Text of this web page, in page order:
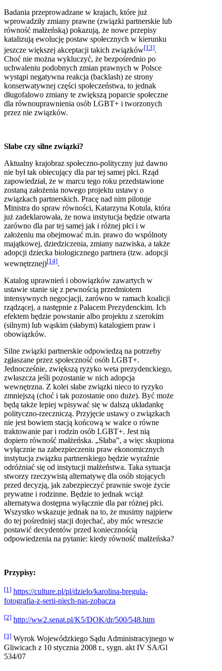
Badania przeprowadzane w krajach, które już
wprowadziły zmiany prawne (związki partnerskie lub
równość małżeńską) pokazują, że nowe przepisy
katalizują ewolucję postaw społecznych w kierunku
jeszcze większej akceptacji takich związków[13].
Choć nie można wykluczyć, że bezpośrednio po
uchwaleniu podobnych zmian prawnych w Polsce
wystąpi negatywna reakcja (backlash) ze strony
konserwatywnej części społeczeństwa, to jednak
długofalowo zmiany te zwiększą poparcie społeczne
dla równouprawnienia osób LGBT+ i tworzonych
przez nie związków.
Słabe czy silne związki?
Aktualny krajobraz społeczno-polityczny już dawno
nie był tak obiecujący dla par tej samej płci. Rząd
zapowiedział, że w marcu tego roku przedstawione
zostaną założenia nowego projektu ustawy o
związkach partnerskich. Pracę nad nim pilotuje
Ministra do spraw równości, Katarzyna Kotula, która
już zadeklarowała, że nowa instytucja będzie otwarta
zarówno dla par tej samej jak i różnej płci i w
założeniu ma obejmować m.in. prawo do wspólnoty
majątkowej, dziedziczenia, zmiany nazwiska, a także
adopcji dziecka biologicznego partnera (tzw. adopcji
wewnętrznej)[14].
Katalog uprawnień i obowiązków zawartych w
ustawie stanie się z pewnością przedmiotem
intensywnych negocjacji, zarówno w ramach koalicji
rządzącej, a następnie z Pałacem Prezydenckim. Ich
efektem będzie powstanie albo projektu z szerokim
(silnym) lub wąskim (słabym) katalogiem praw i
obowiązków.
Silne związki partnerskie odpowiedzą na potrzeby
zgłaszane przez społeczność osób LGBT+.
Jednocześnie, zwiększą ryzyko weta prezydenckiego,
zwłaszcza jeśli pozostanie w nich adopcja
wewnętrzna. Z kolei słabe związki nieco to ryzyko
zmniejszą (choć i tak pozostanie ono duże). Być może
będą także lepiej wpisywać się w dalszą układankę
polityczno-rzeczniczą. Przyjęcie ustawy o związkach
nie jest bowiem stacją końcową w walce o równe
traktowanie par i rodzin osób LGBT+. Jest nią
dopiero równość małżeńska. „Słaba”, a więc skupiona
wyłącznie na zabezpieczeniu praw ekonomicznych
instytucja związku partnerskiego będzie wyraźnie
odróżniać się od instytucji małżeństwa. Taka sytuacja
stworzy rzeczywistą alternatywę dla osób stojących
przed decyzją, jak zabezpieczyć prawnie swoje życie
prywatne i rodzinne. Będzie to jednak wciąż
alternatywa dostępna wyłącznie dla par różnej płci.
Wszystko wskazuje jednak na to, że musimy najpierw
do tej pośredniej stacji dojechać, aby móc wreszcie
postawić decydentów przed koniecznością
odpowiedzenia na pytanie: kiedy równość małżeńska?
Przypisy:
[1] https://culture.pl/pl/dzielo/karolina-bregula-
fotografia-z-serii-niech-nas-zobacza
[2] http://ww2.senat.pl/K5/DOK/dr/500/548.htm
[3] Wyrok Wojewódzkiego Sądu Administracyjnego w
Gliwicach z 10 stycznia 2008 r., sygn. akt IV SA/Gl
534/07